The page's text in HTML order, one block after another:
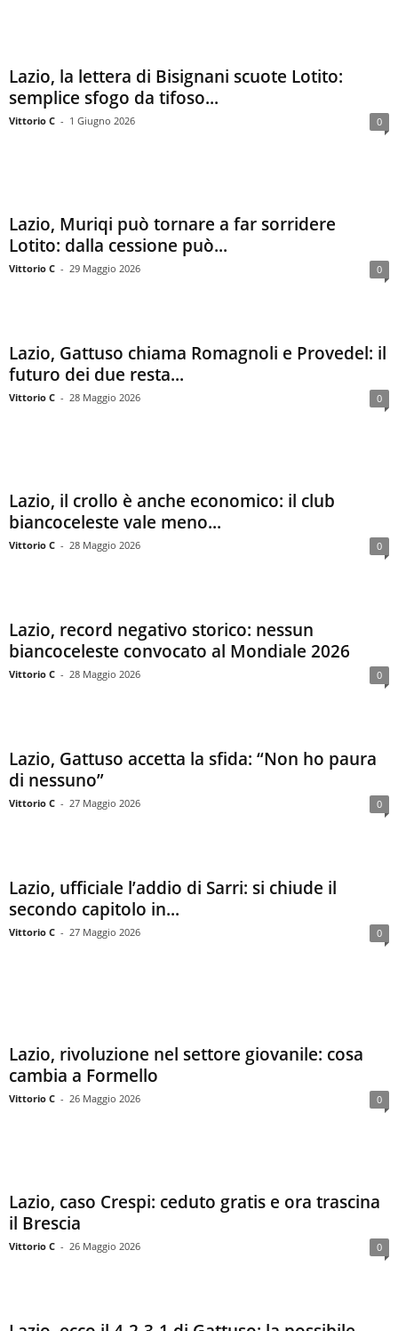
Lazio, la lettera di Bisignani scuote Lotito:
semplice sfogo da tifoso...
Vittorio C - 1 Giugno 2026 0
Lazio, Muriqi può tornare a far sorridere
Lotito: dalla cessione può...
Vittorio C - 29 Maggio 2026 0
Lazio, Gattuso chiama Romagnoli e Provedel: il
futuro dei due resta...
Vittorio C - 28 Maggio 2026 0
Lazio, il crollo è anche economico: il club
biancoceleste vale meno...
Vittorio C - 28 Maggio 2026 0
Lazio, record negativo storico: nessun
biancoceleste convocato al Mondiale 2026
Vittorio C - 28 Maggio 2026 0
Lazio, Gattuso accetta la sfida: “Non ho paura
di nessuno”
Vittorio C - 27 Maggio 2026 0
Lazio, ufficiale l’addio di Sarri: si chiude il
secondo capitolo in...
Vittorio C - 27 Maggio 2026 0
Lazio, rivoluzione nel settore giovanile: cosa
cambia a Formello
Vittorio C - 26 Maggio 2026 0
Lazio, caso Crespi: ceduto gratis e ora trascina
il Brescia
Vittorio C - 26 Maggio 2026 0